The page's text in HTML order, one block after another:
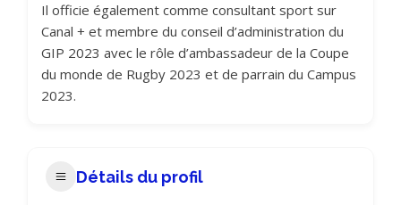
Il officie également comme consultant sport sur
Canal + et membre du conseil d’administration du
GIP 2023 avec le rôle d’ambassadeur de la Coupe
du monde de Rugby 2023 et de parrain du Campus
2023.
Détails du profil